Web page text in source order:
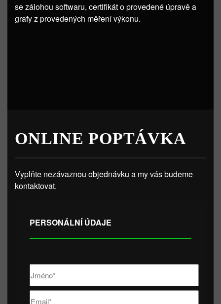
se zálohou softwaru, certifikát o provedené úpravě a
grafy z provedených měření výkonu.
ONLINE POPTÁVKA
Vyplňte nezávaznou objednávku a my vás budeme
kontaktovat.
PERSONÁLNÍ ÚDAJE